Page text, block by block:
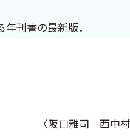
刊書の最新版．
〈阪口雅司 西中村